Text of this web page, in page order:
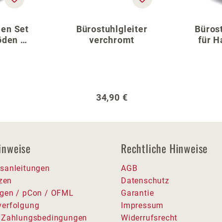
Set
–
Bürostuhlgleiter
verchromt
Regulärer Preis:
34,90 €
für
/ pCon / OFML
Rechtliche Hinweise
AGB
Datenschutz
Garantie
Impressum
Widerrufsrecht